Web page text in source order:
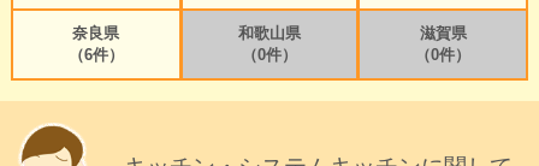
奈良県
（6件）
和歌山県
（0件）
滋賀県
（0件）